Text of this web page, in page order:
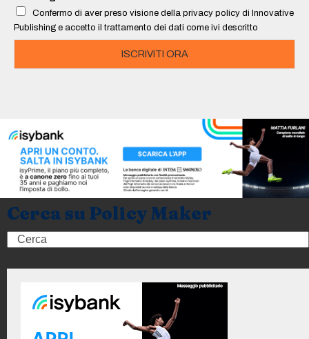
*
Confermo di aver preso visione della privacy policy di Innovative
Publishing e accetto il trattamento dei dati come ivi descritto
ISCRIVITI ORA
Cerca su Policy Maker
Search